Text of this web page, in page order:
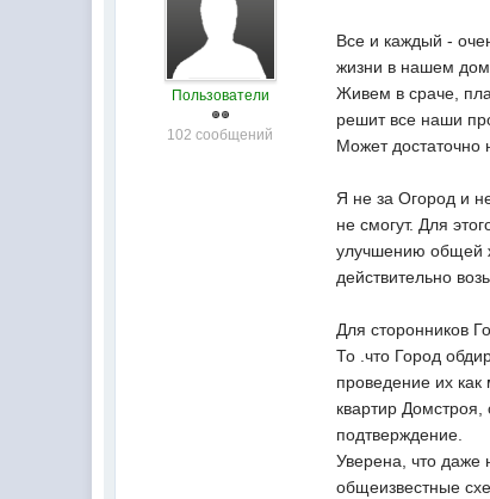
Пользователи
102 сообщений
Все и каждый -
жизни в нашем
Живем в сраче,
решит все наши
Может достаточно
Я не за Огород и
не смогут. Для
улучшению общей
действительно
Для сторонников
То .что Город
проведение их
квартир
подтверждение.
Уверена, что даже
общеизвестные